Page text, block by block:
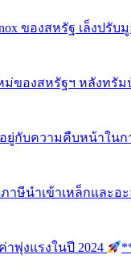
ของสหรัฐ เล็งปรั
ของสหรัฐฯ หลังทรัม
กับความคืบหน้าในก
าษีนำเข้าเหล็กและอ
พุ่งแรงในปี 2024